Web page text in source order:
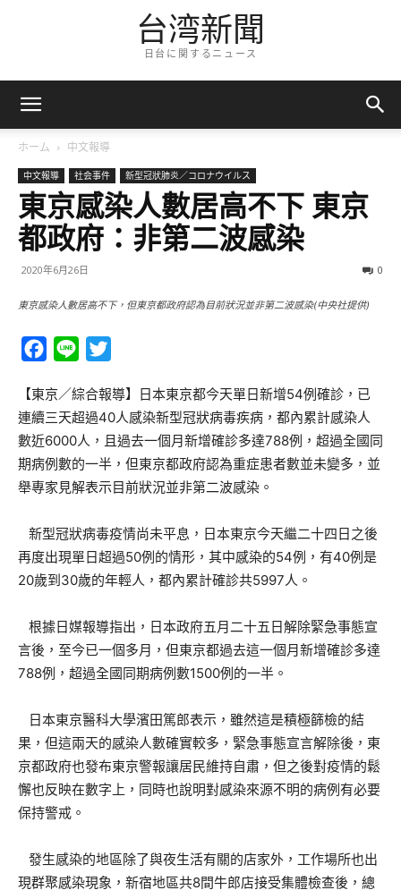
台湾新聞
日台に関するニュース
ホーム 中文報導
中文報導 社会事件 新型冠狀肺炎／コロナウイルス
東京感染人數居高不下 東京
都政府：非第二波感染
2020年6月26日 0
東京感染人數居高不下，但東京都政府認為目前狀況並非第二波感染(中央社提供)
Facebook
Line
【東京／綜合報導】日本東京都今天單日新增54例確診，已
連續三天超過40人感染新型冠狀病毒疾病，都內累計感染人
數近6000人，且過去一個月新增確診多達788例，超過全國同
期病例數的一半，但東京都政府認為重症患者數並未變多，並
舉專家見解表示目前狀況並非第二波感染。
新型冠狀病毒疫情尚未平息，日本東京今天繼二十四日之後
再度出現單日超過50例的情形，其中感染的54例，有40例是
20歲到30歲的年輕人，都內累計確診共5997人。
根據日媒報導指出，日本政府五月二十五日解除緊急事態宣
言後，至今已一個多月，但東京都過去這一個月新增確診多達
788例，超過全國同期病例數1500例的一半。
日本東京醫科大學濱田篤郎表示，雖然這是積極篩檢的結
果，但這兩天的感染人數確實較多，緊急事態宣言解除後，東
京都政府也發布東京警報讓居民維持自肅，但之後對疫情的鬆
懈也反映在數字上，同時也說明對感染來源不明的病例有必要
保持警戒。
發生感染的地區除了與夜生活有關的店家外，工作場所也出
現群聚感染現象，新宿地區共8間牛郎店接受集體檢查後，總